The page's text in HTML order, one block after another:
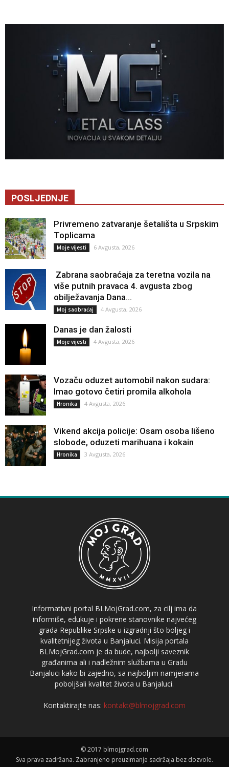
POSLJEDNJE
Privremeno zatvaranje šetališta u Srpskim
Toplicama
Moje vijesti 6 Avgusta, 2026
Zabrana saobraćaja za teretna vozila na
više putnih pravaca 4. avgusta zbog
obilježavanja Dana...
Moj saobraćaj 4 Avgusta, 2026
Danas je dan žalosti
Moje vijesti 4 Avgusta, 2026
Vozaču oduzet automobil nakon sudara:
Imao gotovo četiri promila alkohola
Hronika 4 Avgusta, 2026
Vikend akcija policije: Osam osoba lišeno
slobode, oduzeti marihuana i kokain
Hronika 3 Avgusta, 2026
Informativni portal BLMojGrad.com, za cilj ima da
informiše, edukuje i pokrene stanovnike najvećeg
grada Republike Srpske u izgradnji što boljeg i
kvalitetnijeg života u Banjaluci. Misija portala
BLMojGrad.com je da bude, najbolji saveznik
građanima ali i nadležnim službama u Gradu
Banjaluci kako bi zajedno, sa najboljim namjerama
poboljšali kvalitet života u Banjaluci.
Kontaktirajte nas: kontakt@blmojgrad.com
© 2017 blmojgrad.com
Sva prava zadržana. Zabranjeno preuzimanje sadržaja bez dozvole.